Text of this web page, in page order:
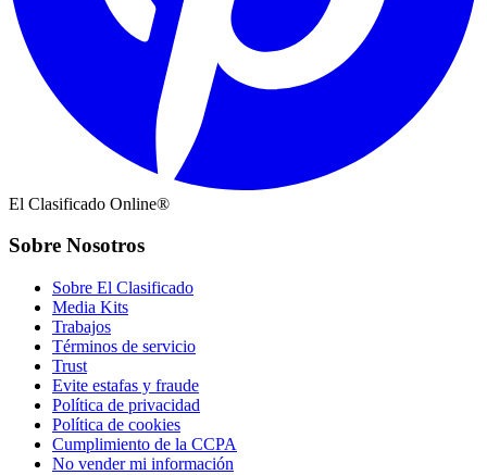
El Clasificado Online®
Sobre Nosotros
Sobre El Clasificado
Media Kits
Trabajos
Términos de servicio
Trust
Evite estafas y fraude
Política de privacidad
Política de cookies
Cumplimiento de la CCPA
No vender mi información